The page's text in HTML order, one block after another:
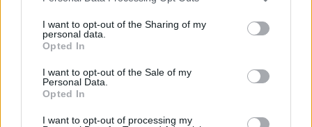
I want to opt-out of the Sharing of my
personal data.
Opted In
I want to opt-out of the Sale of my
Personal Data.
Opted In
I want to opt-out of processing my